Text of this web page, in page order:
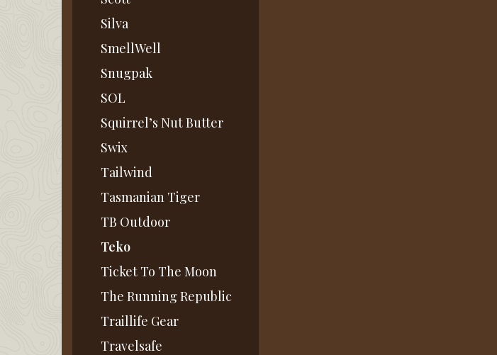
Silva
SmellWell
Snugpak
SOL
Squirrel’s Nut Butter
Swix
Tailwind
Tasmanian Tiger
TB Outdoor
Teko
Ticket To The Moon
The Running Republic
Traillife Gear
Travelsafe